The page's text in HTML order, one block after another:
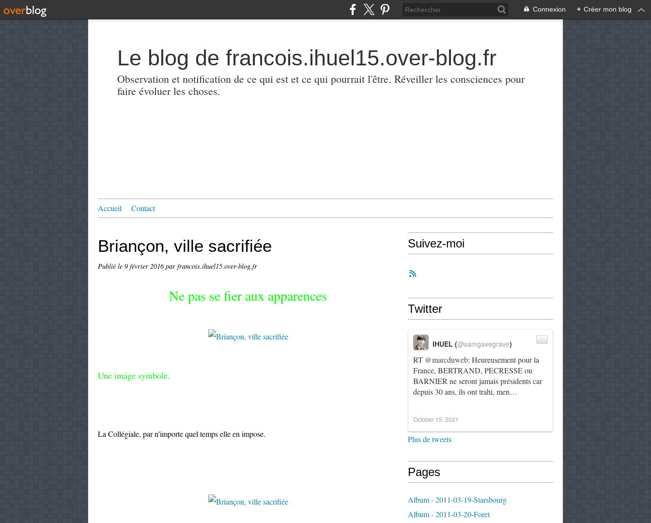
Connexion + Créer mon blog
Le blog de francois.ihuel15.over-blog.fr
Observation et notification de ce qui est et ce qui pourrait l'être. Réveiller les consciences pour
faire évoluer les choses.
Accueil Contact
Briançon, ville sacrifiée
Publié le 9 février 2016par francois.ihuel15.over-blog.fr
Ne pas se fier aux apparences
Une image symbole.
La Collégiale, par n'importe quel temps elle en impose.
Suivez-moi
Twitter
RT @marcduweb: Heureusement pour la
France, BERTRAND, PECRESSE ou
BARNIER ne seront jamais présidents car
depuis 30 ans, ils ont trahi, men…
IHUEL (@samgavegrave)
October 15, 2021
Plus de tweets
Pages
Album - 2011-03-19-Starsbourg
Album - 2011-03-20-Foret